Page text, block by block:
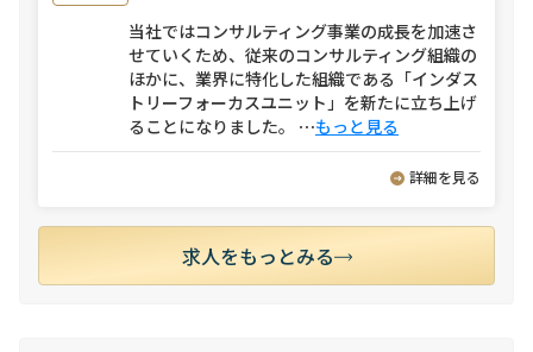
当社ではコンサルティング事業の成長を加速さ
せていくため、従来のコンサルティング組織の
ほかに、業界に特化した組織である「インダス
トリーフォーカスユニット」を新たに立ち上げ
ることになりました。 ⋯もっと見る
詳細を見る
求人をもっとみる